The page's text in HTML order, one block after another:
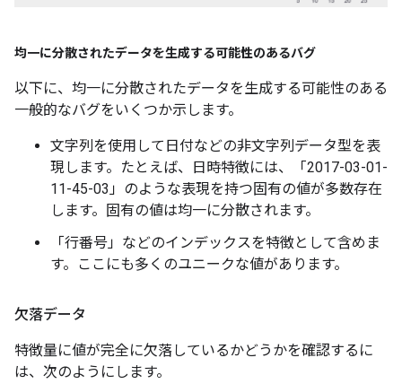
均一に分散されたデータを生成する可能性のあるバグ
以下に、均一に分散されたデータを生成する可能性のある
一般的なバグをいくつか示します。
文字列を使用して日付などの非文字列データ型を表
現します。たとえば、日時特徴には、「2017-03-01-
11-45-03」のような表現を持つ固有の値が多数存在
します。固有の値は均一に分散されます。
「行番号」などのインデックスを特徴として含めま
す。ここにも多くのユニークな値があります。
欠落データ
特徴量に値が完全に欠落しているかどうかを確認するに
は、次のようにします。